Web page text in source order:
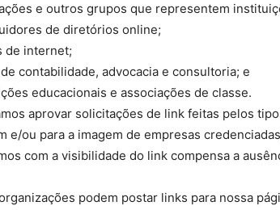
e outros grupos que representem
de diretórios online;
de internet;
contabilidade, advocacia e consultoria; e
educacionais e associações de classe.
aprovar solicitações de link feitas pelos
e/ou para a imagem de empresas
com a visibilidade do link compensa a
podem postar links para nossa